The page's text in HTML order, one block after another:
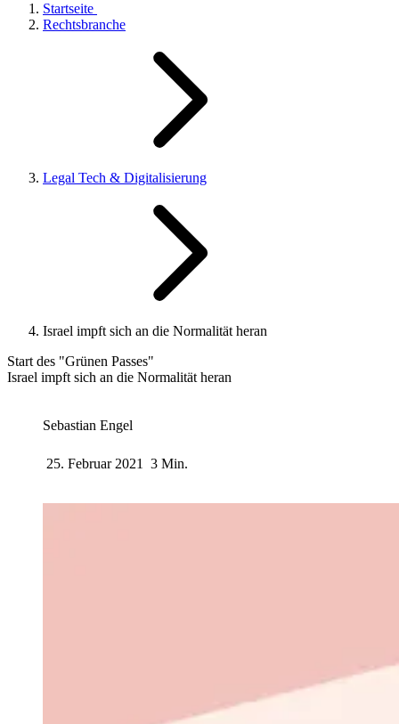
Startseite
Rechtsbranche
Legal Tech & Digitalisierung
Israel impft sich an die Normalität heran
Start des "Grünen Passes"
Israel impft sich an die Normalität heran
Sebastian Engel
25. Februar 2021 3 Min.